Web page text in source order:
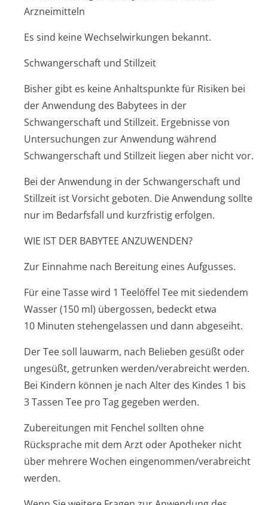
Arzneimitteln
Es sind keine Wechselwirkungen bekannt.
Schwangerschaft und Stillzeit
Bisher gibt es keine Anhaltspunkte für Risiken bei
der Anwendung des Babytees in der
Schwangerschaft und Stillzeit. Ergebnisse von
Untersuchungen zur Anwendung während
Schwangerschaft und Stillzeit liegen aber nicht vor.
Bei der Anwendung in der Schwangerschaft und
Stillzeit ist Vorsicht geboten. Die Anwendung sollte
nur im Bedarfsfall und kurzfristig erfolgen.
WIE IST DER BABYTEE ANZUWENDEN?
Zur Einnahme nach Bereitung eines Aufgusses.
Für eine Tasse wird 1 Teelöffel Tee mit siedendem
Wasser (150 ml) übergossen, bedeckt etwa
10 Minuten stehengelassen und dann abgeseiht.
Der Tee soll lauwarm, nach Belieben gesüßt oder
ungesüßt, getrunken werden/verabreicht werden.
Bei Kindern können je nach Alter des Kindes 1 bis
3 Tassen Tee pro Tag gegeben werden.
Zubereitungen mit Fenchel sollten ohne
Rücksprache mit dem Arzt oder Apotheker nicht
über mehrere Wochen eingenommen/ve­rabreicht
werden.